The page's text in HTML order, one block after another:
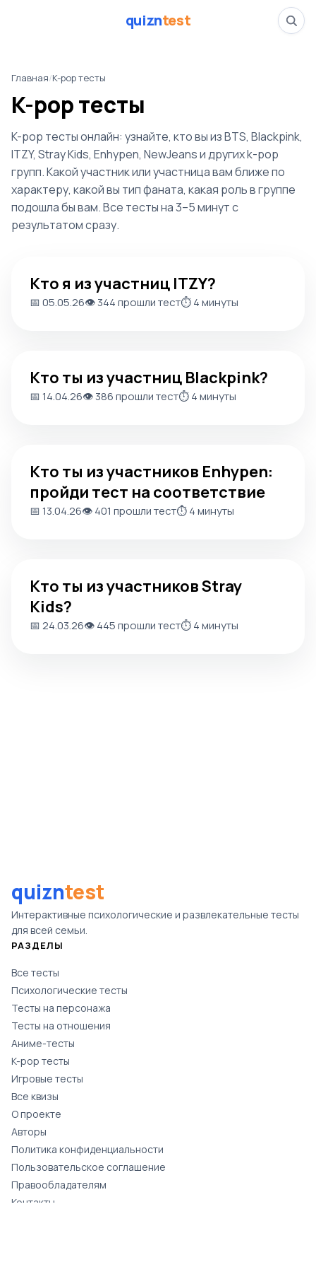
quizntest
Главная/K-pop тесты
K-pop тесты
K-pop тесты онлайн: узнайте, кто вы из BTS, Blackpink,
ITZY, Stray Kids, Enhypen, NewJeans и других k-pop
групп. Какой участник или участница вам ближе по
характеру, какой вы тип фаната, какая роль в группе
подошла бы вам. Все тесты на 3–5 минут с
результатом сразу.
Кто я из участниц ITZY?
📅 05.05.26👁️ 344 прошли тест⏱️ 4 минуты
Кто ты из участниц Blackpink?
📅 14.04.26👁️ 386 прошли тест⏱️ 4 минуты
Кто ты из участников Enhypen:
пройди тест на соответствие
📅 13.04.26👁️ 401 прошли тест⏱️ 4 минуты
Кто ты из участников Stray
Kids?
📅 24.03.26👁️ 445 прошли тест⏱️ 4 минуты
quizntest
Интерактивные психологические и развлекательные тесты
для всей семьи.
РАЗДЕЛЫ
Все тесты
Психологические тесты
Тесты на персонажа
Тесты на отношения
Аниме-тесты
K-pop тесты
Игровые тесты
Все квизы
О проекте
Авторы
Политика конфиденциальности
Пользовательское соглашение
Правообладателям
Контакты